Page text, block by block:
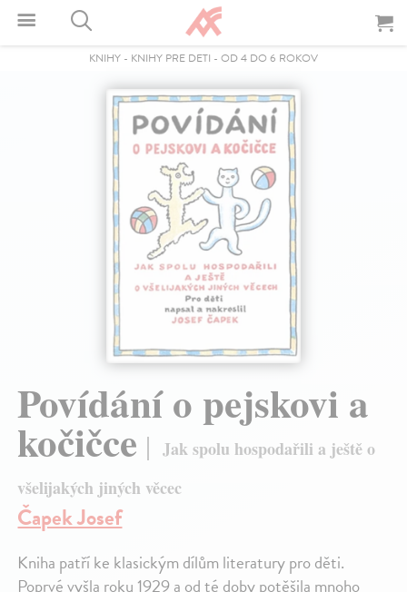
KNIHY - KNIHY PRE DETI - OD 4 DO 6 ROKOV
Povídání o pejskovi a
kočičce
Jak spolu hospodařili a ještě o
všelijakých jiných věcec
Čapek Josef
Kniha patří ke klasickým dílům literatury pro děti.
Poprvé vyšla roku 1929 a od té doby potěšila mnoho